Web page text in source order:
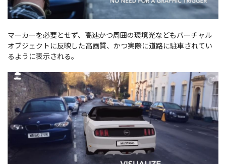
マーカーを必要とせず、高速かつ周囲の環境光などもバーチャル
オブジェクトに反映した高画質、かつ実際に道路に駐車されてい
るように表示される。